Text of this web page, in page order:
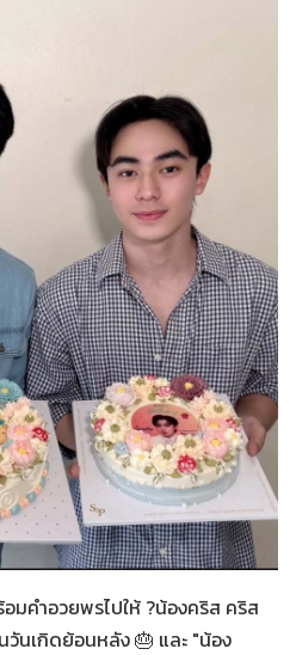
มคำอวยพรไปให้ ?น้องคริส คริส
นเกิดย้อนหลัง 🎂 และ "น้อง